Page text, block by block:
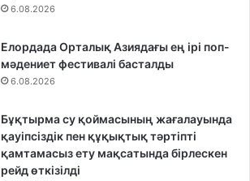
6.08.2026
Елордада Орталық Азиядағы ең ірі поп-
мәдениет фестивалі басталды
6.08.2026
Бұқтырма су қоймасының жағалауында
қауіпсіздік пен құқықтық тәртіпті
қамтамасыз ету мақсатында бірлескен
рейд өткізілді